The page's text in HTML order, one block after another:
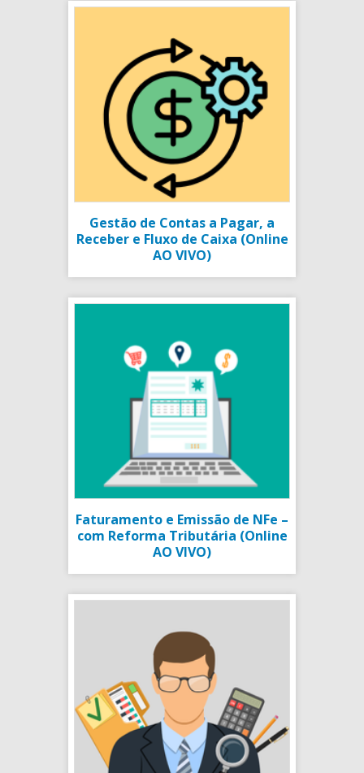
Gestão de Contas a Pagar, a
Receber e Fluxo de Caixa (Online
AO VIVO)
Faturamento e Emissão de NFe –
com Reforma Tributária (Online
AO VIVO)